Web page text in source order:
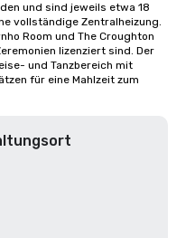
und sind jeweils etwa 18
vollständige Zentralheizung.
Room und The Croughton
lizenziert sind. Der
und Tanzbereich mit
für eine Mahlzeit zum